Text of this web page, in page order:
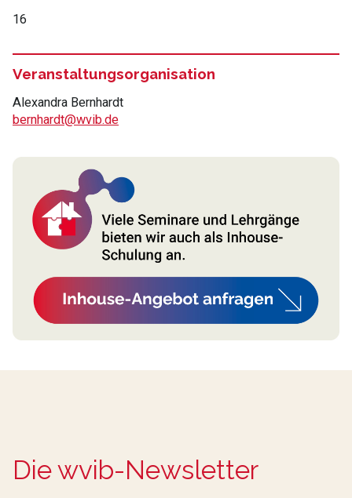
16
Veranstaltungsorganisation
Alexandra Bernhardt
bernhardt@wvib.de
Die wvib-Newsletter